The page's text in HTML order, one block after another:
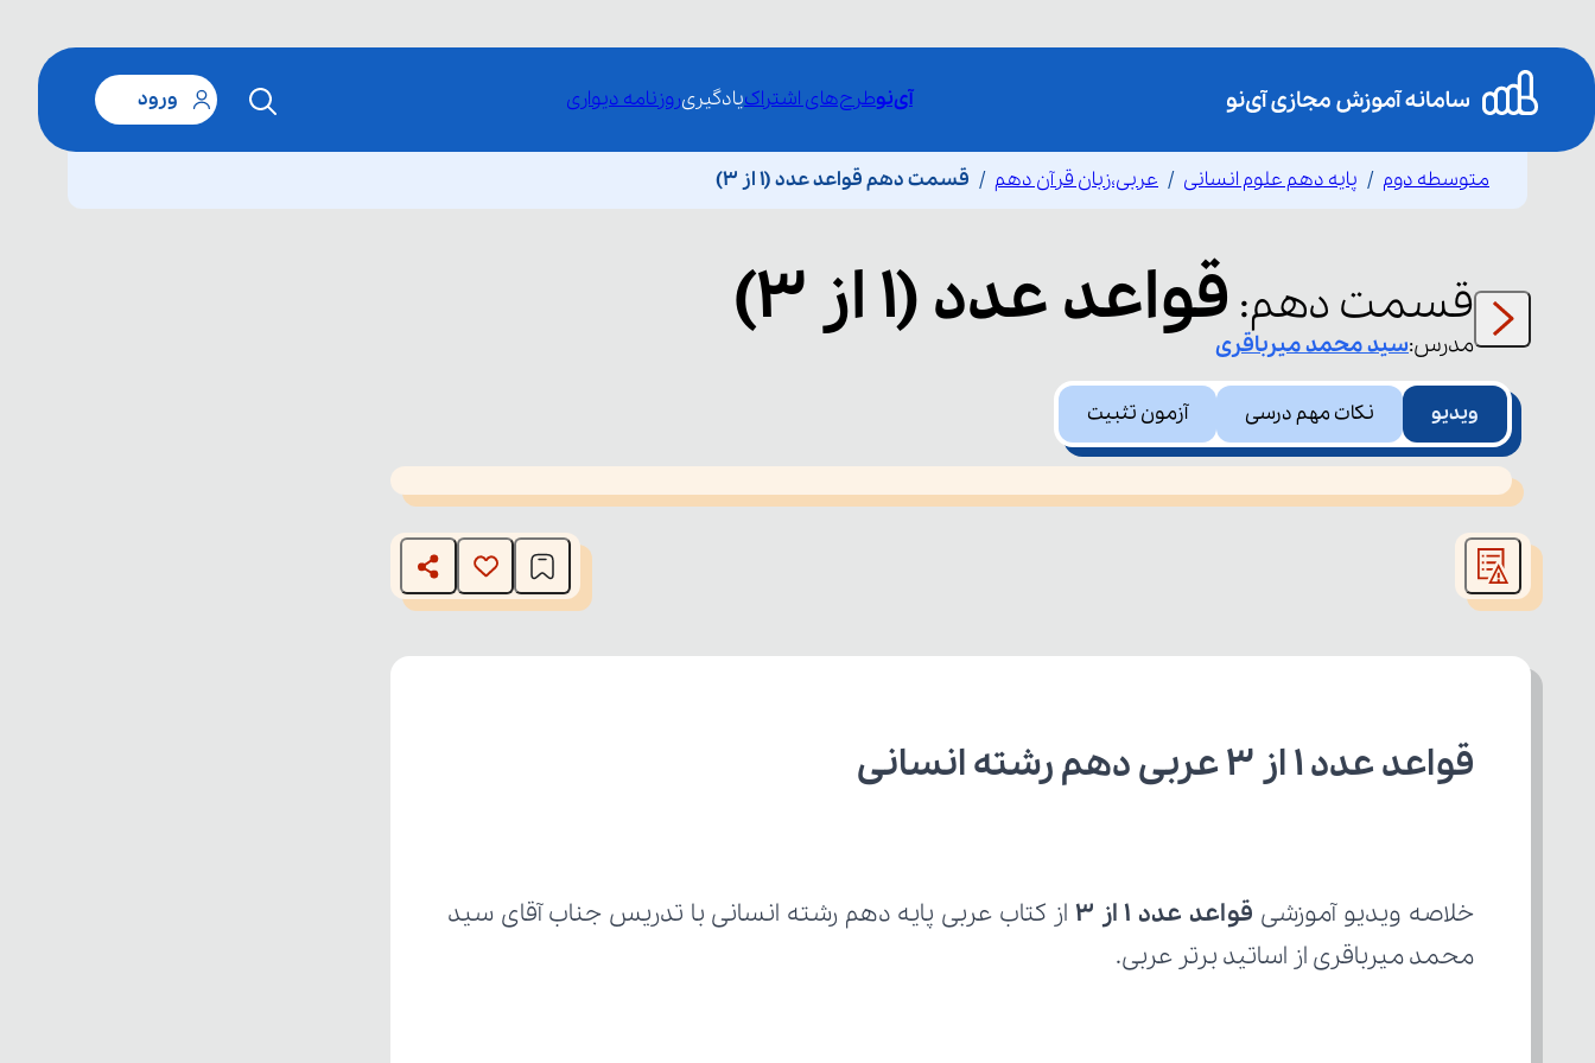
آی‌نوطرح‌های اشتراکیادگیریروزنامه دیواری ورود
متوسطه دوم پایه دهم علوم انسانی عربی،زبان قرآن دهم قسمت دهم قواعد عدد (۱ از ۳)
قسمت دهم: قواعد عدد (۱ از ۳) مدرس:سید محمدمیرباقری
ویدیو نکات مهم درسی آزمون تثبیت
This
is
window.
قواعد عدد ۱ از ۳ عربی دهم رشته انسانی
خلاصه ویدیو آموزشی قواعد عدد ۱ از ۳
محمد میرباقری از اساتید برتر عربی.